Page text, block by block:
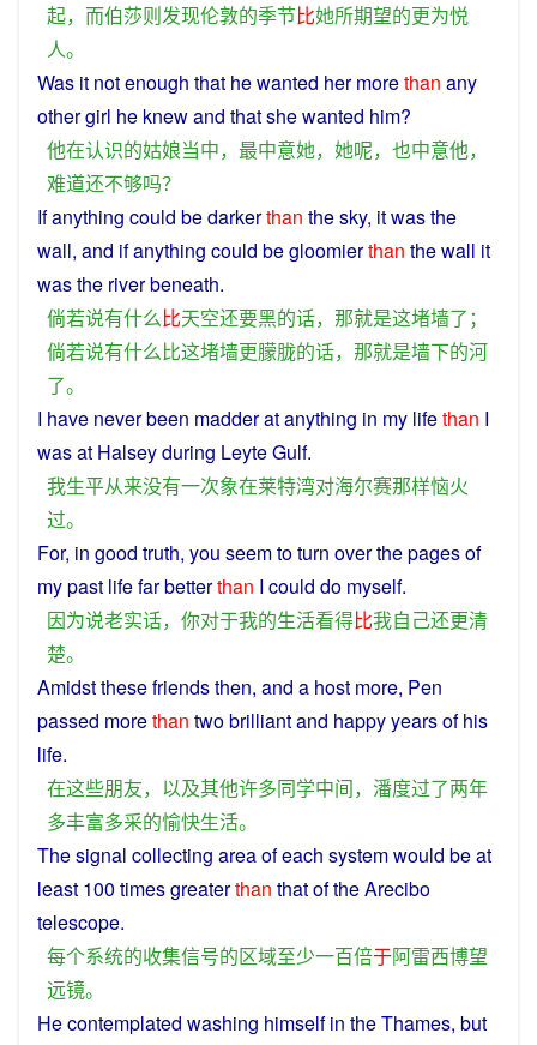
起， 而伯莎则发现伦敦的季节比她所期望的更为悦
人。
Was it notenough that hewanted hermorethan any
othergirl he knewand thatshewanted him?
他在认识的姑娘当中， 最中意她， 她呢， 也中意他，
难道还不够吗？
Ifanything could bedarkerthan thesky, itwasthe
wall, and ifanything could begloomierthan the wall it
was the riverbeneath.
倘若说有什么比天空还要黑的话， 那就是这堵墙了 ；
倘若说有什么比这堵墙更朦胧的话， 那就是墙下的河
了。
I have neverbeen madderat anything in my lifethan I
was at Halsey during LeyteGulf.
我生平从来没有一次象在莱特湾对海尔赛那样恼火
过。
For, in good truth, you seem to turn over the pagesof
mypast lifefarbetterthan I could do myself.
因为说老实话， 你对于我的生活看得比我自己还更清
楚。
Amidstthesefriendsthen, and a host more, Pen
passed morethan twobrilliantand happyyearsofhis
life.
在这些朋友， 以及其他许多同学中间， 潘度过了两年
多丰富多采的愉快生活。
Thesignal collecting areaofeach systemwould be at
least 100 timesgreaterthan that of theArecibo
telescope.
每个系统的收集信号的区域至少一百倍于阿雷西博望
远镜。
Hecontemplated washing himselfin theThames, but